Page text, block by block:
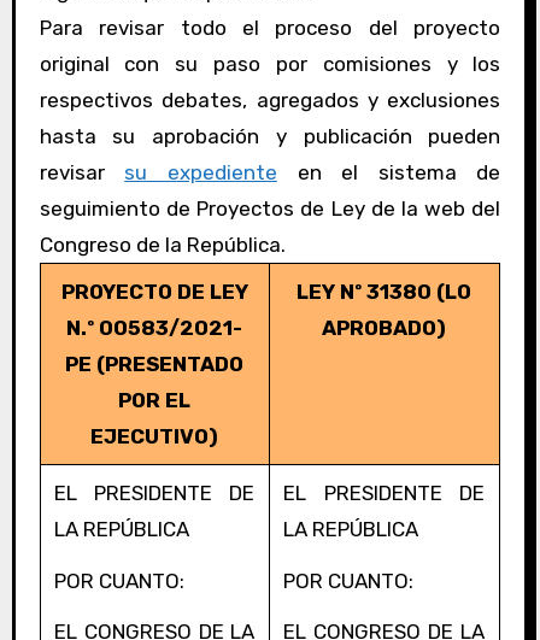
Para revisar todo el proceso del proyecto
original con su paso por comisiones y los
respectivos debates, agregados y exclusiones
hasta su aprobación y publicación pueden
revisar su expediente en el sistema de
seguimiento de Proyectos de Ley de la web del
Congreso de la República.
PROYECTO DE LEY
N.º 00583/2021-
PE (PRESENTADO
POR EL
EJECUTIVO)
LEY Nº 31380 (LO
APROBADO)
EL PRESIDENTE DE
LA REPÚBLICA
POR CUANTO:
EL CONGRESO DE LA
EL PRESIDENTE DE
LA REPÚBLICA
POR CUANTO:
EL CONGRESO DE LA